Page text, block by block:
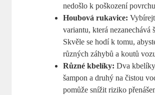
nedošlo k poškození
Houbová rukavice:
variantu, která nezanechává
Skvěle se hodí k tomu,
různých záhybů a koutů
Různé kbelíky: Dva
šampon a druhý na čistou
pomůže snížit riziko